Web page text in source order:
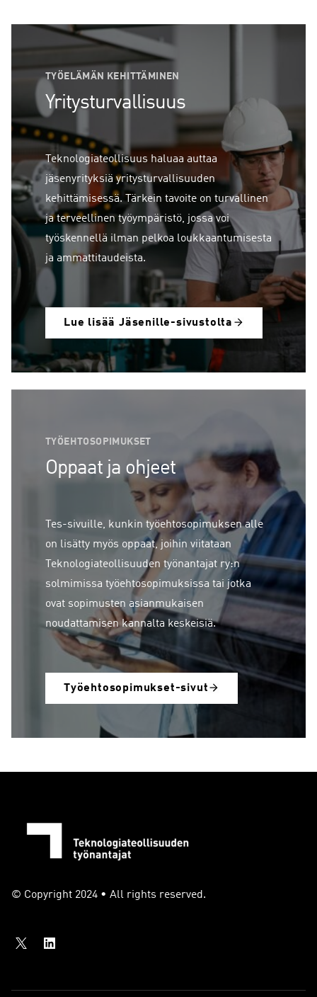
TYÖELÄMÄN KEHITTÄMINEN
Yritysturvallisuus
Teknologiateollisuus haluaa auttaa
jäsenyrityksiä yritysturvallisuuden
kehittämisessä. Tärkein tavoite on turvallinen
ja terveellinen työympäristö, jossa voi
työskennellä ilman pelkoa loukkaantumisesta
ja ammattitaudeista.
Lue lisää Jäsenille-sivustolta
TYÖEHTOSOPIMUKSET
Oppaat ja ohjeet
Tes-sivuille, kunkin työehtosopimuksen alle
on lisätty myös oppaat, joihin viitataan
Teknologiateollisuuden työnantajat ry:n
solmimissa työehtosopimuksissa tai jotka
ovat sopimusten asianmukaisen
noudattamisen kannalta keskeisiä.
Työehtosopimukset-sivut
© Copyright 2024 • All rights reserved.